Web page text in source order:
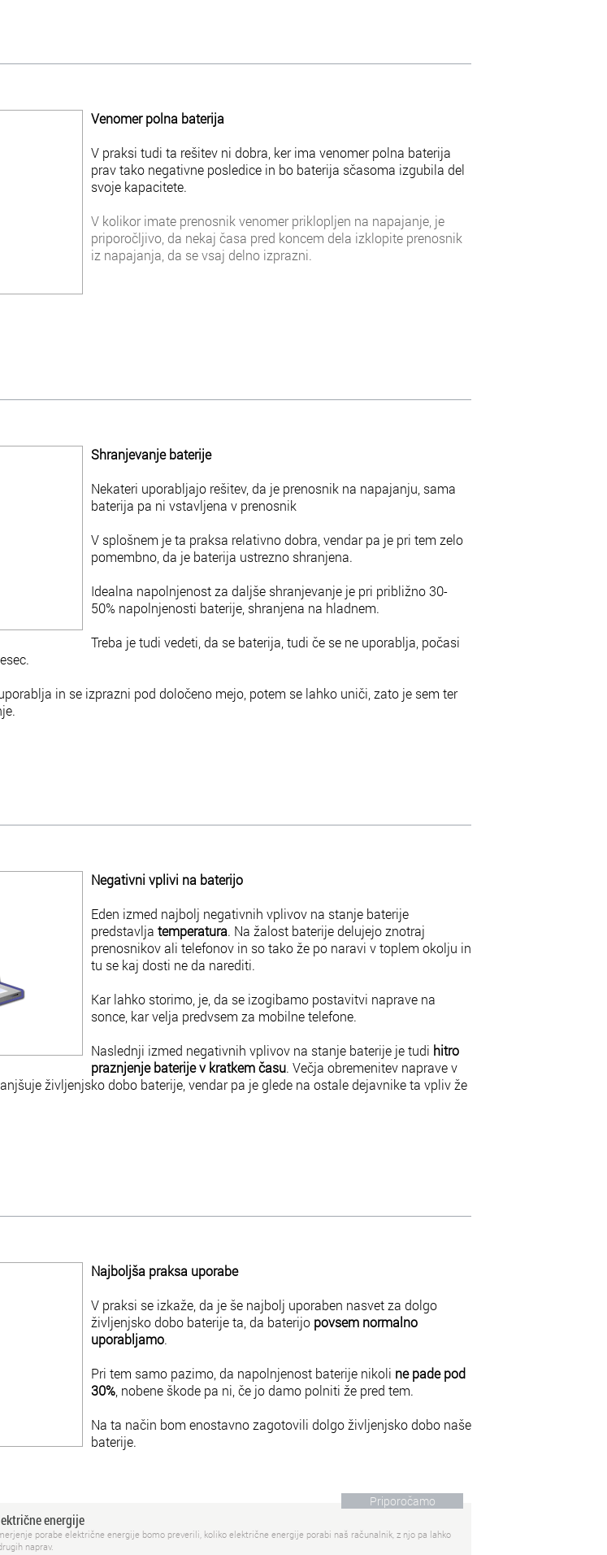
Venomer polna baterija
V praksi tudi ta rešitev ni dobra, ker ima venomer polna baterija
prav tako negativne posledice in bo baterija sčasoma izgubila del
svoje kapacitete.
V kolikor imate prenosnik venomer priklopljen na napajanje, je
priporočljivo, da nekaj časa pred koncem dela izklopite prenosnik
iz napajanja, da se vsaj delno izprazni.
Shranjevanje baterije
Nekateri uporabljajo rešitev, da je prenosnik na napajanju, sama
baterija pa ni vstavljena v prenosnik
V splošnem je ta praksa relativno dobra, vendar pa je pri tem zelo
pomembno, da je baterija ustrezno shranjena.
Idealna napolnjenost za daljše shranjevanje je pri približno 30-
50% napolnjenosti baterije, shranjena na hladnem.
Treba je tudi vedeti, da se baterija, tudi če se ne uporablja, počasi
in se izprazni pod določeno mejo, potem se lahko uniči, zato je sem ter
Negativni vplivi na baterijo
Eden izmed najbolj negativnih vplivov na stanje baterije
predstavlja temperatura. Na žalost baterije delujejo znotraj
prenosnikov ali telefonov in so tako že po naravi v toplem okolju in
tu se kaj dosti ne da narediti.
Kar lahko storimo, je, da se izogibamo postavitvi naprave na
sonce, kar velja predvsem za mobilne telefone.
Naslednji izmed negativnih vplivov na stanje baterije je tudi hitro
praznjenje baterije v kratkem času. Večja obremenitev naprave v
življenjsko dobo baterije, vendar pa je glede na ostale dejavnike ta vpliv že
Najboljša praksa uporabe
V praksi se izkaže, da je še najbolj uporaben nasvet za dolgo
življenjsko dobo baterije ta, da baterijo povsem normalno
uporabljamo.
Pri tem samo pazimo, da napolnjenost baterije nikoli ne pade pod
30% , nobene škode pa ni, če jo damo polniti že pred tem.
Na ta način bom enostavno zagotovili dolgo življenjsko dobo naše
baterije.
Priporočamo
energije
porabe električne energije bomo preverili, koliko električne energije porabi naš računalnik, z njo pa lahko
naprav.